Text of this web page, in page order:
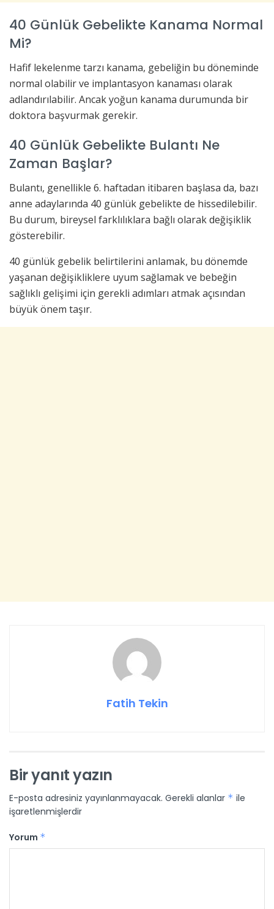
40 Günlük Gebelikte Kanama Normal
Mi?
Hafif lekelenme tarzı kanama, gebeliğin bu döneminde
normal olabilir ve implantasyon kanaması olarak
adlandırılabilir. Ancak yoğun kanama durumunda bir
doktora başvurmak gerekir.
40 Günlük Gebelikte Bulantı Ne
Zaman Başlar?
Bulantı, genellikle 6. haftadan itibaren başlasa da, bazı
anne adaylarında 40 günlük gebelikte de hissedilebilir.
Bu durum, bireysel farklılıklara bağlı olarak değişiklik
gösterebilir.
40 günlük gebelik belirtilerini anlamak, bu dönemde
yaşanan değişikliklere uyum sağlamak ve bebeğin
sağlıklı gelişimi için gerekli adımları atmak açısından
büyük önem taşır.
Fatih Tekin
Bir yanıt yazın
E-posta adresiniz yayınlanmayacak. Gerekli alanlar * ile
işaretlenmişlerdir
Yorum *